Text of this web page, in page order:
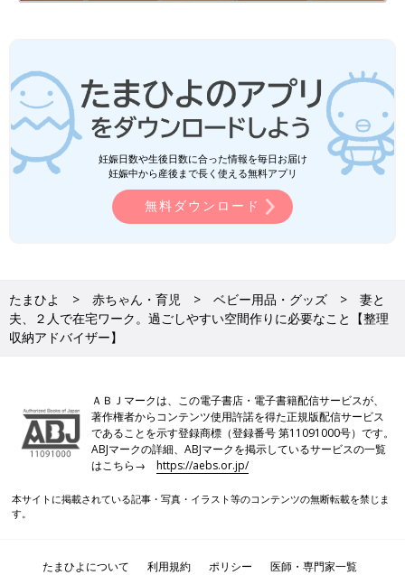
妊娠日数や生後日数に合った情報を毎日お届け
妊娠中から産後まで長く使える無料アプリ
無料ダウンロード
たまひよ 赤ちゃん・育児 ベビー用品・グッズ
妻と
夫、２人で在宅ワーク。過ごしやすい空間作りに必要なこと【整理
収納アドバイザー】
ＡＢＪマークは、この電子書店・電子書籍配信サービスが、
著作権者からコンテンツ使用許諾を得た正規版配信サービス
であることを示す登録商標（登録番号 第11091000号）です。
ABJマークの詳細、ABJマークを掲示しているサービスの一覧
はこちら→https://aebs.or.jp/
本サイトに掲載されている記事・写真・イラスト等のコンテンツの無断転載を禁じま
す。
たまひよについて 利用規約 ポリシー 医師・専門家一覧